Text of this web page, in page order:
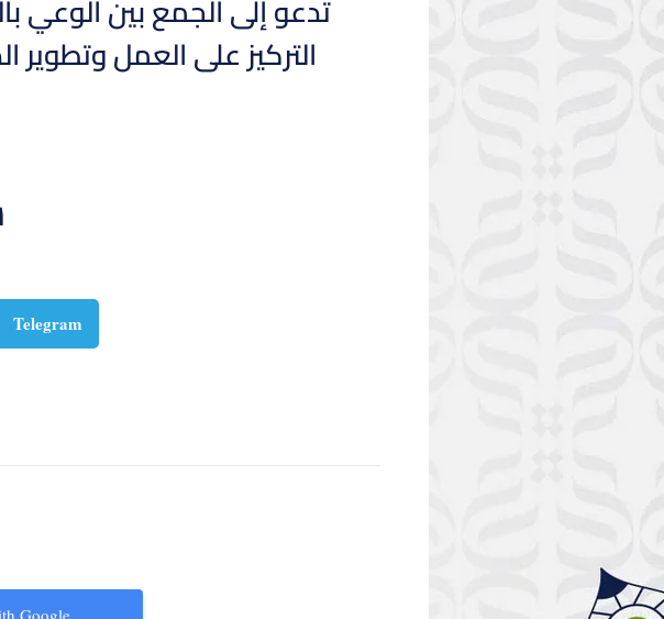
تدعو إلى الجمع بين الوعي
التركيز على العمل
Telegram
Google